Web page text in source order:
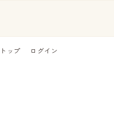
トップ ログイン